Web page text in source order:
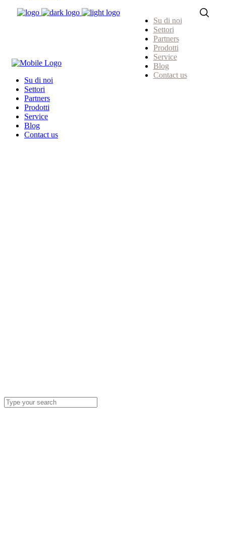
Su di noi
Settori
Partners
Prodotti
Service
Blog
Contact us
Su di noi
Settori
Partners
Prodotti
Service
Blog
Contact us